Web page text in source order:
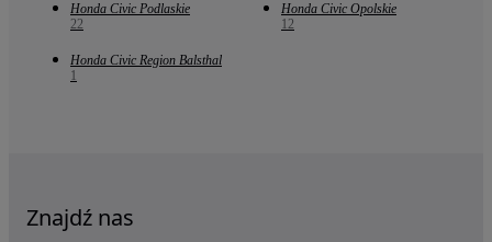
Honda Civic Podlaskie
22
Honda Civic Opolskie
12
Honda Civic Region Balsthal
1
Znajdź nas